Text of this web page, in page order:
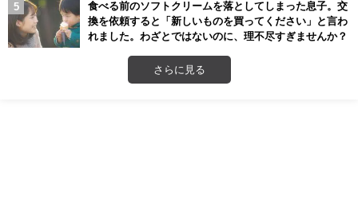
食べる前のソフトクリームを落としてしまった息子。交
換を依頼すると「新しいものを買ってください」と言わ
れました。わざとではないのに、理不尽すぎませんか？
さらに見る